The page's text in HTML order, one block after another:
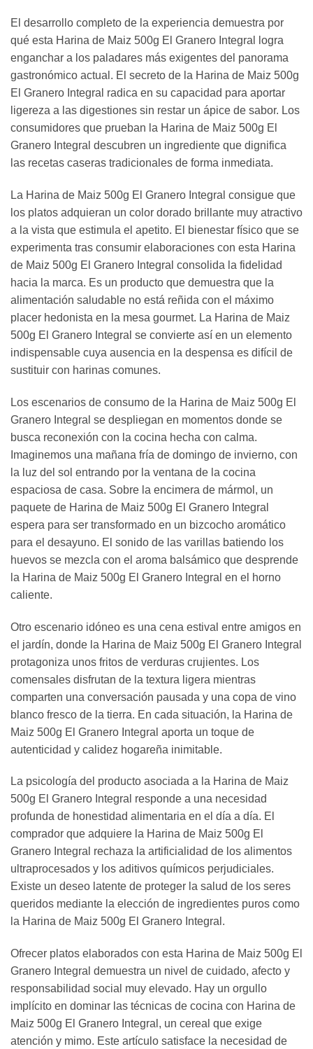
El desarrollo completo de la experiencia demuestra por
qué esta Harina de Maiz 500g El Granero Integral logra
enganchar a los paladares más exigentes del panorama
gastronómico actual. El secreto de la Harina de Maiz 500g
El Granero Integral radica en su capacidad para aportar
ligereza a las digestiones sin restar un ápice de sabor. Los
consumidores que prueban la Harina de Maiz 500g El
Granero Integral descubren un ingrediente que dignifica
las recetas caseras tradicionales de forma inmediata.
La Harina de Maiz 500g El Granero Integral consigue que
los platos adquieran un color dorado brillante muy atractivo
a la vista que estimula el apetito. El bienestar físico que se
experimenta tras consumir elaboraciones con esta Harina
de Maiz 500g El Granero Integral consolida la fidelidad
hacia la marca. Es un producto que demuestra que la
alimentación saludable no está reñida con el máximo
placer hedonista en la mesa gourmet. La Harina de Maiz
500g El Granero Integral se convierte así en un elemento
indispensable cuya ausencia en la despensa es difícil de
sustituir con harinas comunes.
Los escenarios de consumo de la Harina de Maiz 500g El
Granero Integral se despliegan en momentos donde se
busca reconexión con la cocina hecha con calma.
Imaginemos una mañana fría de domingo de invierno, con
la luz del sol entrando por la ventana de la cocina
espaciosa de casa. Sobre la encimera de mármol, un
paquete de Harina de Maiz 500g El Granero Integral
espera para ser transformado en un bizcocho aromático
para el desayuno. El sonido de las varillas batiendo los
huevos se mezcla con el aroma balsámico que desprende
la Harina de Maiz 500g El Granero Integral en el horno
caliente.
Otro escenario idóneo es una cena estival entre amigos en
el jardín, donde la Harina de Maiz 500g El Granero Integral
protagoniza unos fritos de verduras crujientes. Los
comensales disfrutan de la textura ligera mientras
comparten una conversación pausada y una copa de vino
blanco fresco de la tierra. En cada situación, la Harina de
Maiz 500g El Granero Integral aporta un toque de
autenticidad y calidez hogareña inimitable.
La psicología del producto asociada a la Harina de Maiz
500g El Granero Integral responde a una necesidad
profunda de honestidad alimentaria en el día a día. El
comprador que adquiere la Harina de Maiz 500g El
Granero Integral rechaza la artificialidad de los alimentos
ultraprocesados y los aditivos químicos perjudiciales.
Existe un deseo latente de proteger la salud de los seres
queridos mediante la elección de ingredientes puros como
la Harina de Maiz 500g El Granero Integral.
Ofrecer platos elaborados con esta Harina de Maiz 500g El
Granero Integral demuestra un nivel de cuidado, afecto y
responsabilidad social muy elevado. Hay un orgullo
implícito en dominar las técnicas de cocina con Harina de
Maiz 500g El Granero Integral, un cereal que exige
atención y mimo. Este artículo satisface la necesidad de